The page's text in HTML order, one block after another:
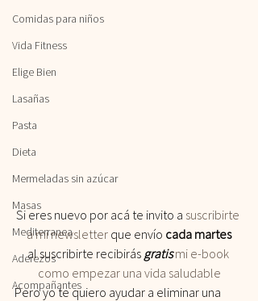
Comidas para niños
Vida Fitness
Elige Bien
Lasañas
Pasta
Dieta
Mermeladas sin azúcar
Masas
Mediterranea
Aderezos
Acompañantes
Si eres nuevo por acá te invito a suscribirte
a mi newsletter que envío cada martes
al suscribirte recibirás gratis mi e-book
como empezar una vida saludable
Pero yo te quiero ayudar a eliminar una